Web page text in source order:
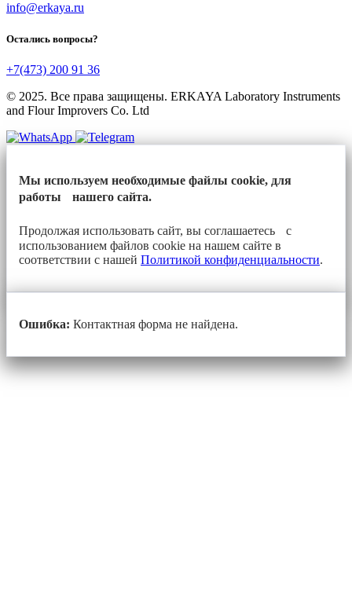
info@erkaya.ru
Остались вопросы?
+7(473) 200 91 36
© 2025. Все права защищены. ERKAYA Laboratory Instruments
and Flour Improvers Co. Ltd
Мы используем необходимые файлы cookie, для
работы нашего сайта.
Продолжая использовать сайт, вы соглашаетесь с
использованием файлов cookie на нашем сайте в
соответствии с нашей Политикой конфиденциальности.
Ошибка: Контактная форма не найдена.